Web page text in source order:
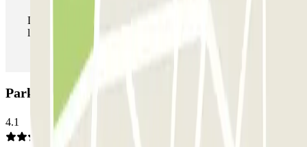
Durante tu estancia podrás entrar y salir del parking todas
las veces que quieras.
Parking Carrefour Brenta: Opiniones
4.1